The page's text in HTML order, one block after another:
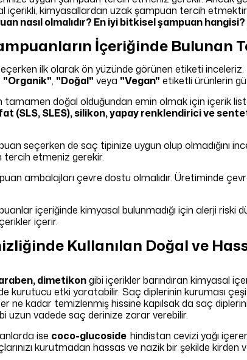
içerikli, kimyasallardan uzak şampuan tercih etmektir.
nasıl olmalıdır? En iyi bitkisel şampuan hangisi?
İçeriğinde Bulunan
ilk olarak ön yüzünde görünen etiketi
"Organik", "Doğal" veya "Vegan" etiketli ürünlerin
tamamen doğal olduğundan emin olmak için içerik
(SLS, SLES), silikon, yapay renklendirici ve
seçerken de saç tipinize uygun olup olmadığını
tercih etmeniz gerekir.
ambalajları çevre dostu olmalıdır. Üretiminde
içeriğinde kimyasal bulunmadığı için alerji riski
içerir.
Kullanılan Doğal ve
dimetikongibi içerikler barındıran kimyasal
kurutucu etki yaratabilir. Saç diplerinin kuruması
ne kadar temizlenmiş hissine kapılsak da saç
uzun vadede saç derinize zarar verebilir.
ise coco-glucoside hindistan cevizi yağı
kurutmadan hassas ve nazik bir şekilde kirden